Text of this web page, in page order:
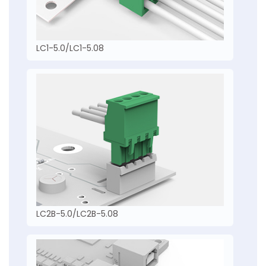
LC1-5.0/LC1-5.08
LC2B-5.0/LC2B-5.08